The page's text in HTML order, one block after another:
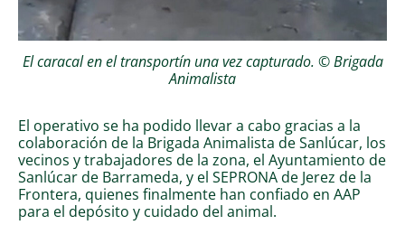
El caracal en el transportín una vez capturado. © Brigada
Animalista
El operativo se ha podido llevar a cabo gracias a la
colaboración de la Brigada Animalista de Sanlúcar, los
vecinos y trabajadores de la zona, el Ayuntamiento de
Sanlúcar de Barrameda, y el SEPRONA de Jerez de la
Frontera, quienes finalmente han confiado en AAP
para el depósito y cuidado del animal.